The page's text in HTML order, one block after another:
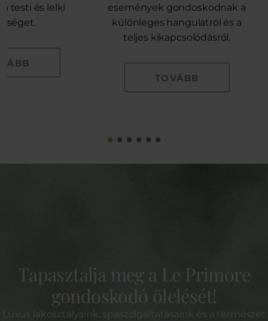
testi és lelki
események gondoskodnak a
különleges hangulatról és a
teljes kikapcsolódásról.
TOVÁBB
Tapasztalja meg a Le Primore
gondoskodó ölelését!
Luxus lakosztályaink, spaszolgáltatásaink és a természet